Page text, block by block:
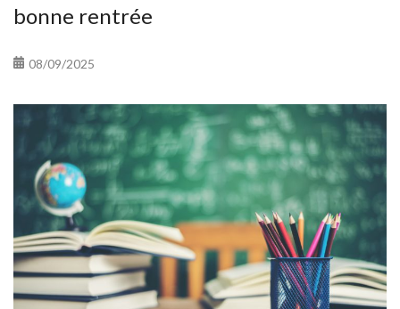
bonne rentrée
08/09/2025